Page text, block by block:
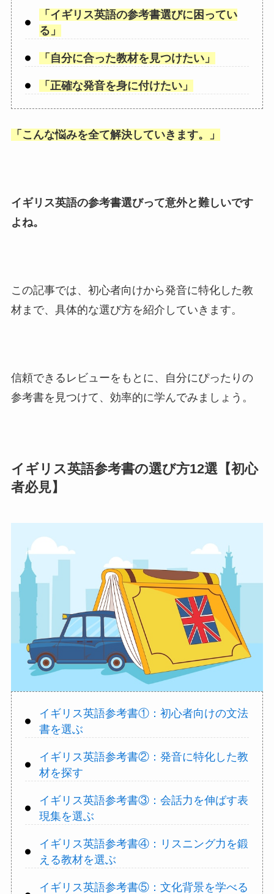
「 イギリス英語の参考書選びに困ってい
る 」
「 自分に合った教材を見つけたい」
「 正確な発音を身に付けたい」
「 こんな悩みを全て解決していきます。 」
イギリス英語の参考書選びって意外と難しいです
よね。
この記事では、初心者向けから発音に特化した教
材まで、具体的な選び方を紹介していきます。
信頼できるレビューをもとに、自分にぴったりの
参考書を見つけて、効率的に学んでみましょう。
イギリス英語参考書の選び方12選【初心
者必見】
イギリス英語参考書①：初心者向けの文法
書を選ぶ
イギリス英語参考書②：発音に特化した教
材を探す
イギリス英語参考書③：会話力を伸ばす表
現集を選ぶ
イギリス英語参考書④：リスニング力を鍛
える教材を選ぶ
イギリス英語参考書⑤：文化背景を学べる